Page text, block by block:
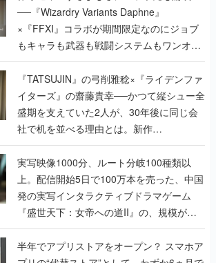
──『Wizardry Variants Daphne』
×『FFXI』コラボが期間限定なのにジョブ
もキャラも武器も戦闘システムもワンオフ
で作り込まれた理由を両ディレクターに聞
く
『TATSUJIN』の弓削雅稔×『ライデンファ
イターズ』の齋藤貴幸──かつて縦シュー全
盛期を支えていた2人が、30年後に同じ会
社で机を並べる理由とは。新作
『TATSUJIN EXTREME』で初タッグを組
んだレジェンド2人に訊く開発秘話
実写映像1000分、ルート分岐100種類以
上。配信開始5日で100万本を売った、中国
発の実写インタラクティブドラマゲーム
『盛世天下：女帝への道II』の、規模が違
うこだわりをプロデューサーに聞いた
半年でアプリストアをオープン？ スマホア